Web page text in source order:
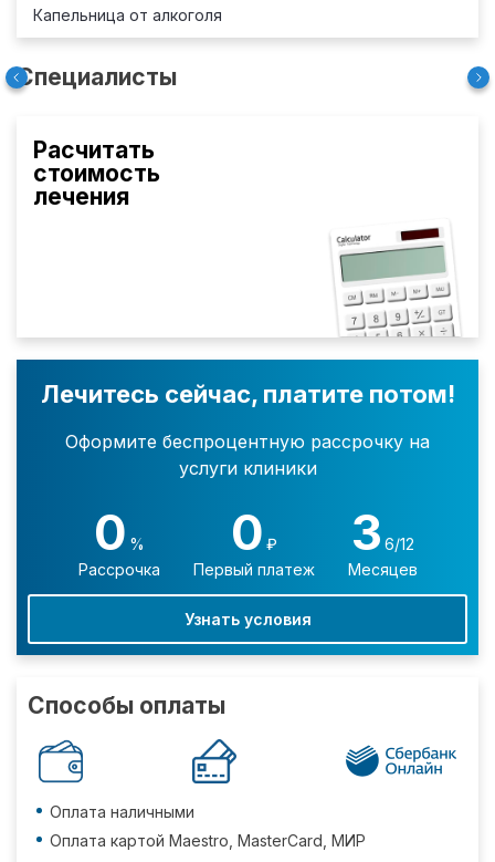
Капельница от алкоголя
Специалисты
Расчитать
стоимость
лечения
Лечитесь сейчас, платите потом!
Оформите беспроцентную рассрочку на
услуги клиники
0 %
Рассрочка
0 ₽
Первый платеж
3 6/12
Месяцев
Узнать условия
Способы оплаты
Оплата наличными
Оплата картой Maestro, MasterCard, МИР